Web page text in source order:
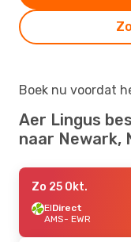
Boek nu voordat
Aer Lingus
naar Newark,
Zo 25 Okt.
EIDirect
AMS- EWR